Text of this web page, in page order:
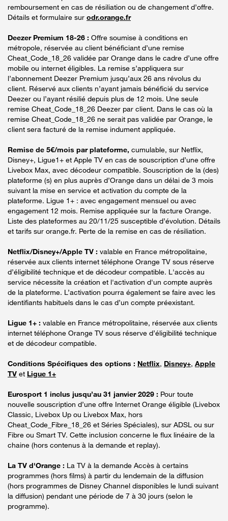
remboursement en cas de résiliation ou de changement d’offre.
Détails et formulaire sur odr.orange.fr
Deezer Premium 18-26 : Offre soumise à conditions en
métropole, réservée au client bénéficiant d’une remise
Cheat_Code_18_26 validée par Orange dans le cadre d’une offre
mobile ou internet éligibles. La remise s’appliquera sur
l’abonnement Deezer Premium jusqu’aux 26 ans révolus du
client. Réservé aux clients n’ayant jamais bénéficié du service
Deezer ou l’ayant résilié depuis plus de 12 mois. Une seule
remise Cheat_Code_18_26 Deezer par client. Dans le cas où la
remise Cheat_Code_18_26 ne serait pas validée par Orange, le
client sera facturé de la remise indument appliquée.
Remise de 5€/mois par plateforme, cumulable, sur Netflix,
Disney+, Ligue1+ et Apple TV en cas de souscription d’une offre
Livebox Max, avec décodeur compatible. Souscription de la (des)
plateforme (s) en plus auprès d’Orange dans un délai de 3 mois
suivant la mise en service et activation du compte de la
plateforme. Ligue 1+ : avec engagement mensuel ou avec
engagement 12 mois. Remise appliquée sur la facture Orange.
Liste des plateformes au 20/11/25 susceptible d’évolution. Détails
et tarifs sur orange.fr. Perte de la remise en cas de résiliation.
Netflix/Disney+/Apple TV : valable en France métropolitaine,
réservée aux clients internet téléphone Orange TV sous réserve
d’éligibilité technique et de décodeur compatible. L'accès au
service nécessite la création et l'activation d'un compte auprès
de la plateforme. L’activation pourra également se faire avec les
identifiants habituels dans le cas d’un compte préexistant.
Ligue 1+ : valable en France métropolitaine, réservée aux clients
internet téléphone Orange TV sous réserve d’éligibilité technique
et de décodeur compatible.
Conditions Spécifiques des options : Netflix, Disney+, Apple
TV et Ligue 1+
Eurosport 1 inclus jusqu’au 31 janvier 2029 : Pour toute
nouvelle souscription d’une offre Internet Orange éligible (Livebox
Classic, Livebox Up ou Livebox Max, hors
Cheat_Code_Fibre_18_26 et Séries Spéciales), sur ADSL ou sur
Fibre ou Smart TV. Cette inclusion concerne le flux linéaire de la
chaine (hors contenus à la demande et replay).
La TV d'Orange : La TV à la demande Accès à certains
programmes (hors films) à partir du lendemain de la diffusion
(hors programmes de Disney Channel disponibles le lundi suivant
la diffusion) pendant une période de 7 à 30 jours (selon le
programme).